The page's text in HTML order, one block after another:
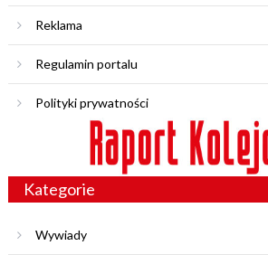
Reklama
Regulamin portalu
Polityki prywatności
Kategorie
Wywiady